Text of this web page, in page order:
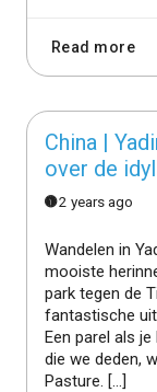
Read more
China |
over de
2 years ago
Wandelen in
mooiste
park tegen de
fantastische
Een parel als
die we deden,
Pasture. […]